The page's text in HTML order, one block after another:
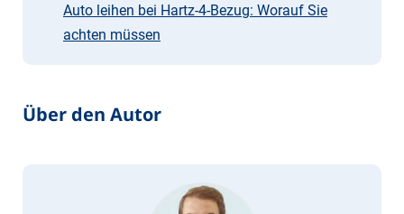
Auto leihen bei Hartz-4-Bezug: Worauf Sie
achten müssen
Über den Autor